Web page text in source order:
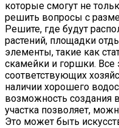
которые смогут не
решить вопросы с
Решите, где будут
растений, площадки
элементы, такие как
скамейки и горшки. Все
соответствующих
наличии хорошего
возможность создания
участка позволяет,
Это может быть